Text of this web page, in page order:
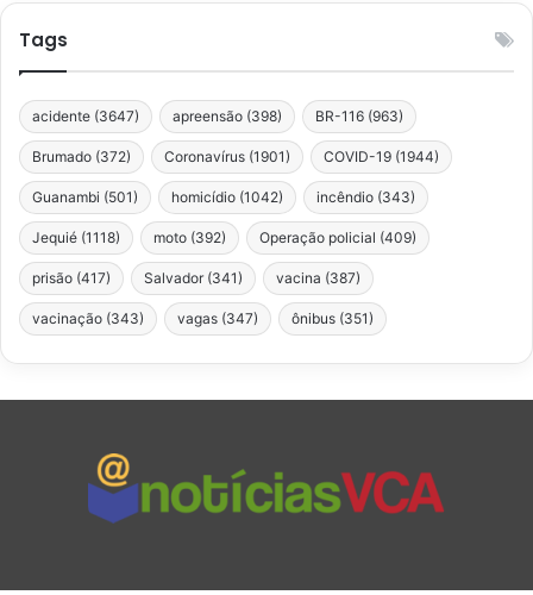
Tags
acidente (3647) apreensão (398) BR-116 (963)
Brumado (372) Coronavírus (1901) COVID-19 (1944)
Guanambi (501) homicídio (1042) incêndio (343)
Jequié (1118) moto (392) Operação policial (409)
prisão (417) Salvador (341) vacina (387)
vacinação (343) vagas (347) ônibus (351)